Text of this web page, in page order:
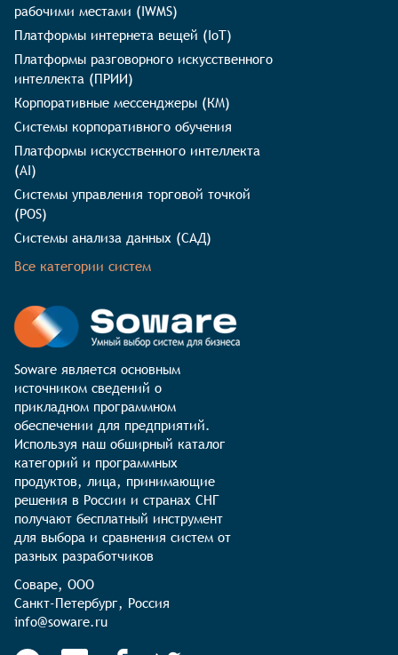
рабочими местами (IWMS)
Платформы интернета вещей (IoT)
Платформы разговорного искусственного
интеллекта (ПРИИ)
Корпоративные мессенджеры (КМ)
Системы корпоративного обучения
Платформы искусственного интеллекта
(AI)
Системы управления торговой точкой
(POS)
Системы анализа данных (САД)
Все категории систем
Soware является основным
источником сведений о
прикладном программном
обеспечении для предприятий.
Используя наш обширный каталог
категорий и программных
продуктов, лица, принимающие
решения в России и странах СНГ
получают бесплатный инструмент
для выбора и сравнения систем от
разных разработчиков
Соваре, ООО
Санкт-Петербург, Россия
info@soware.ru